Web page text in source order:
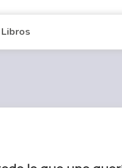
Libros